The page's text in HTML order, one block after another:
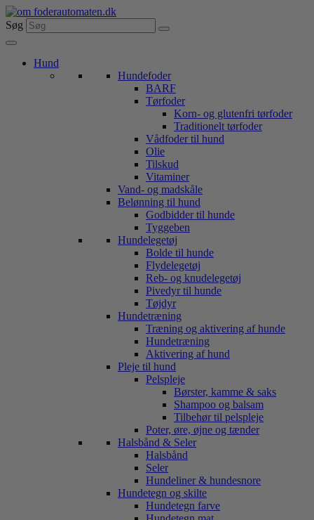
Videre
til
indhold
Søg
Hund
Hundefoder
BARF
Tørfoder
Korn- og glutenfri tørfoder
Traditionelt tørfoder
Vådfoder til hund
Olie
Tilskud
Vitaminer
Vand- og madskåle
Belønning til hund
Godbidder til hunde
Tyggeben
Hundelegetøj
Bolde til hunde
Flydelegetøj
Reb- og knudelegetøj
Pivedyr til hunde
Tøjdyr
Hundetræning
Træning og aktivering af hunde
Hundetræning
Aktivering af hund
Pleje til hund
Pelspleje
Børster, kamme & saks
Shampoo og balsam
Tilbehør til pelspleje
Poter, øre, øjne og tænder
Halsbånd & Seler
Halsbånd
Seler
Hundeliner & hundesnore
Hundetegn og skilte
Hundetegn farve